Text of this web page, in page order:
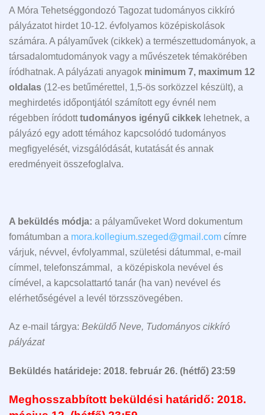
A Móra Tehetséggondozó Tagozat tudományos cikkíró
pályázatot hirdet 10-12. évfolyamos középiskolások
számára. A pályaművek (cikkek) a természettudományok, a
társadalomtudományok vagy a művészetek témakörében
íródhatnak. A pályázati anyagok minimum 7, maximum 12
oldalas (12-es betűmérettel, 1,5-ös sorközzel készült), a
meghirdetés időpontjától számított egy évnél nem
régebben íródotttudományos igényű cikkek lehetnek, a
pályázó egy adott témához kapcsolódó tudományos
megfigyelését, vizsgálódását, kutatását és annak
eredményeit összefoglalva.
A beküldés módja: a pályaműveket Word dokumentum
fomátumban a mora.kollegium.szeged@gmail.com címre
várjuk, névvel, évfolyammal, születési dátummal, e-mail
címmel, telefonszámmal, a középiskola nevével és
címével, a kapcsolattartó tanár (ha van) nevével és
elérhetőségével a levél törzsszövegében.
Az e-mail tárgya: Beküldő Neve, Tudományos cikkíró
pályázat
Beküldés határideje: 2018. február 26. (hétfő) 23:59
Meghosszabbított beküldési határidő: 2018.